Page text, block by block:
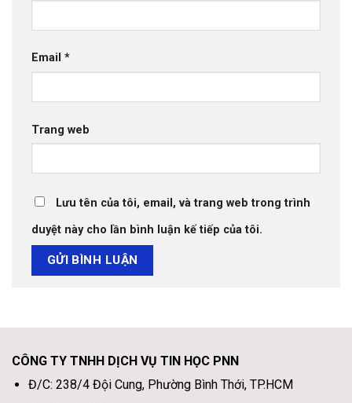
Email *
Trang web
Lưu tên của tôi, email, và trang web trong trình
duyệt này cho lần bình luận kế tiếp của tôi.
CÔNG TY TNHH DỊCH VỤ TIN HỌC PNN
Đ/C: 238/4 Đội Cung, Phường Bình Thới, TP.HCM